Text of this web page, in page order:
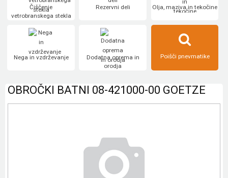
Čiščenje
vetrobranskega stekla
Rezervni deli Olja, maziva in tekočine
Nega in vzdrževanje
Dodatna oprema in
orodja
Poišči pnevmatike
OBROČKI BATNI 08-421000-00 GOETZE